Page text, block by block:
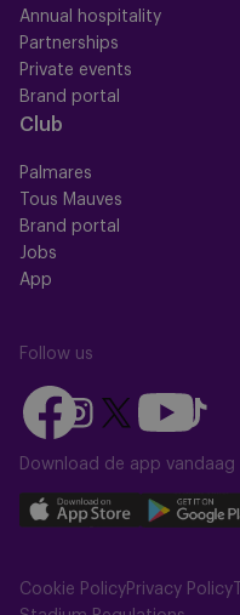
Annual hospitality
Partnerships
Private events
Brand portal
Club
Palmares
Tous Mauves
Brand portal
Jobs
App
Follow us
Follow
us
on
Follow
us
on
Instagram
Follow
on
X
(Twitter)
Follow
us
on
Follow
us
on
TikTok
Download de app vandaag
Download
on
Download
on
Cookie PolicyPrivacy Policy